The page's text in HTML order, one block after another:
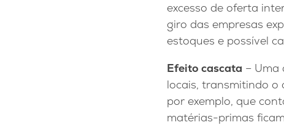
excesso de oferta
giro das empresas
estoques e possível
Efeito cascata – Uma
locais, transmitindo o
por exemplo, que
matérias-primas